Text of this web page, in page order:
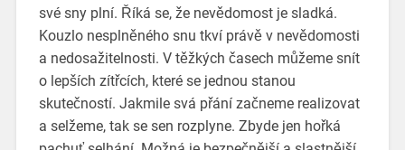
své sny plní. Říká se, že nevědomost je sladká.
Kouzlo nesplněného snu tkví právě v nevědomosti
a nedosažitelnosti. V těžkých časech můžeme snít
o lepších zítřcích, které se jednou stanou
skutečností. Jakmile svá přání začneme realizovat
a selžeme, tak se sen rozplyne. Zbyde jen hořká